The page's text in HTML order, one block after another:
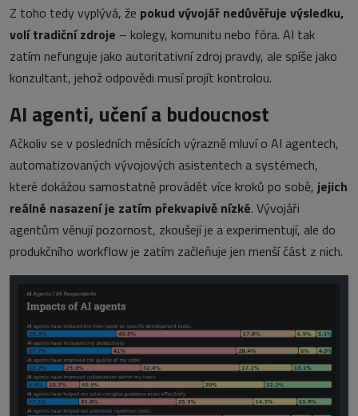
Z toho tedy vyplývá, že pokud vývojář nedůvěřuje výsledku,
volí tradiční zdroje – kolegy, komunitu nebo fóra. AI tak
zatím nefunguje jako autoritativní zdroj pravdy, ale spíše jako
konzultant, jehož odpovědi musí projít kontrolou.
AI agenti, učení a budoucnost
Ačkoliv se v posledních měsících výrazně mluví o AI agentech,
automatizovaných vývojových asistentech a systémech,
které dokážou samostatně provádět více kroků po sobě, jejich
reálné nasazení je zatím překvapivě nízké. Vývojáři
agentům věnují pozornost, zkoušejí je a experimentují, ale do
produkčního workflow je zatím začleňuje jen menší část z nich.